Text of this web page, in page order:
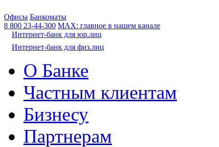
Офисы Банкоматы
8 800 23-44-300 МАХ: главное в нашем канале
Интернет-банк для юр.лиц
Интернет-банк для физ.лиц
О Банке
Частным клиентам
Бизнесу
Партнерам